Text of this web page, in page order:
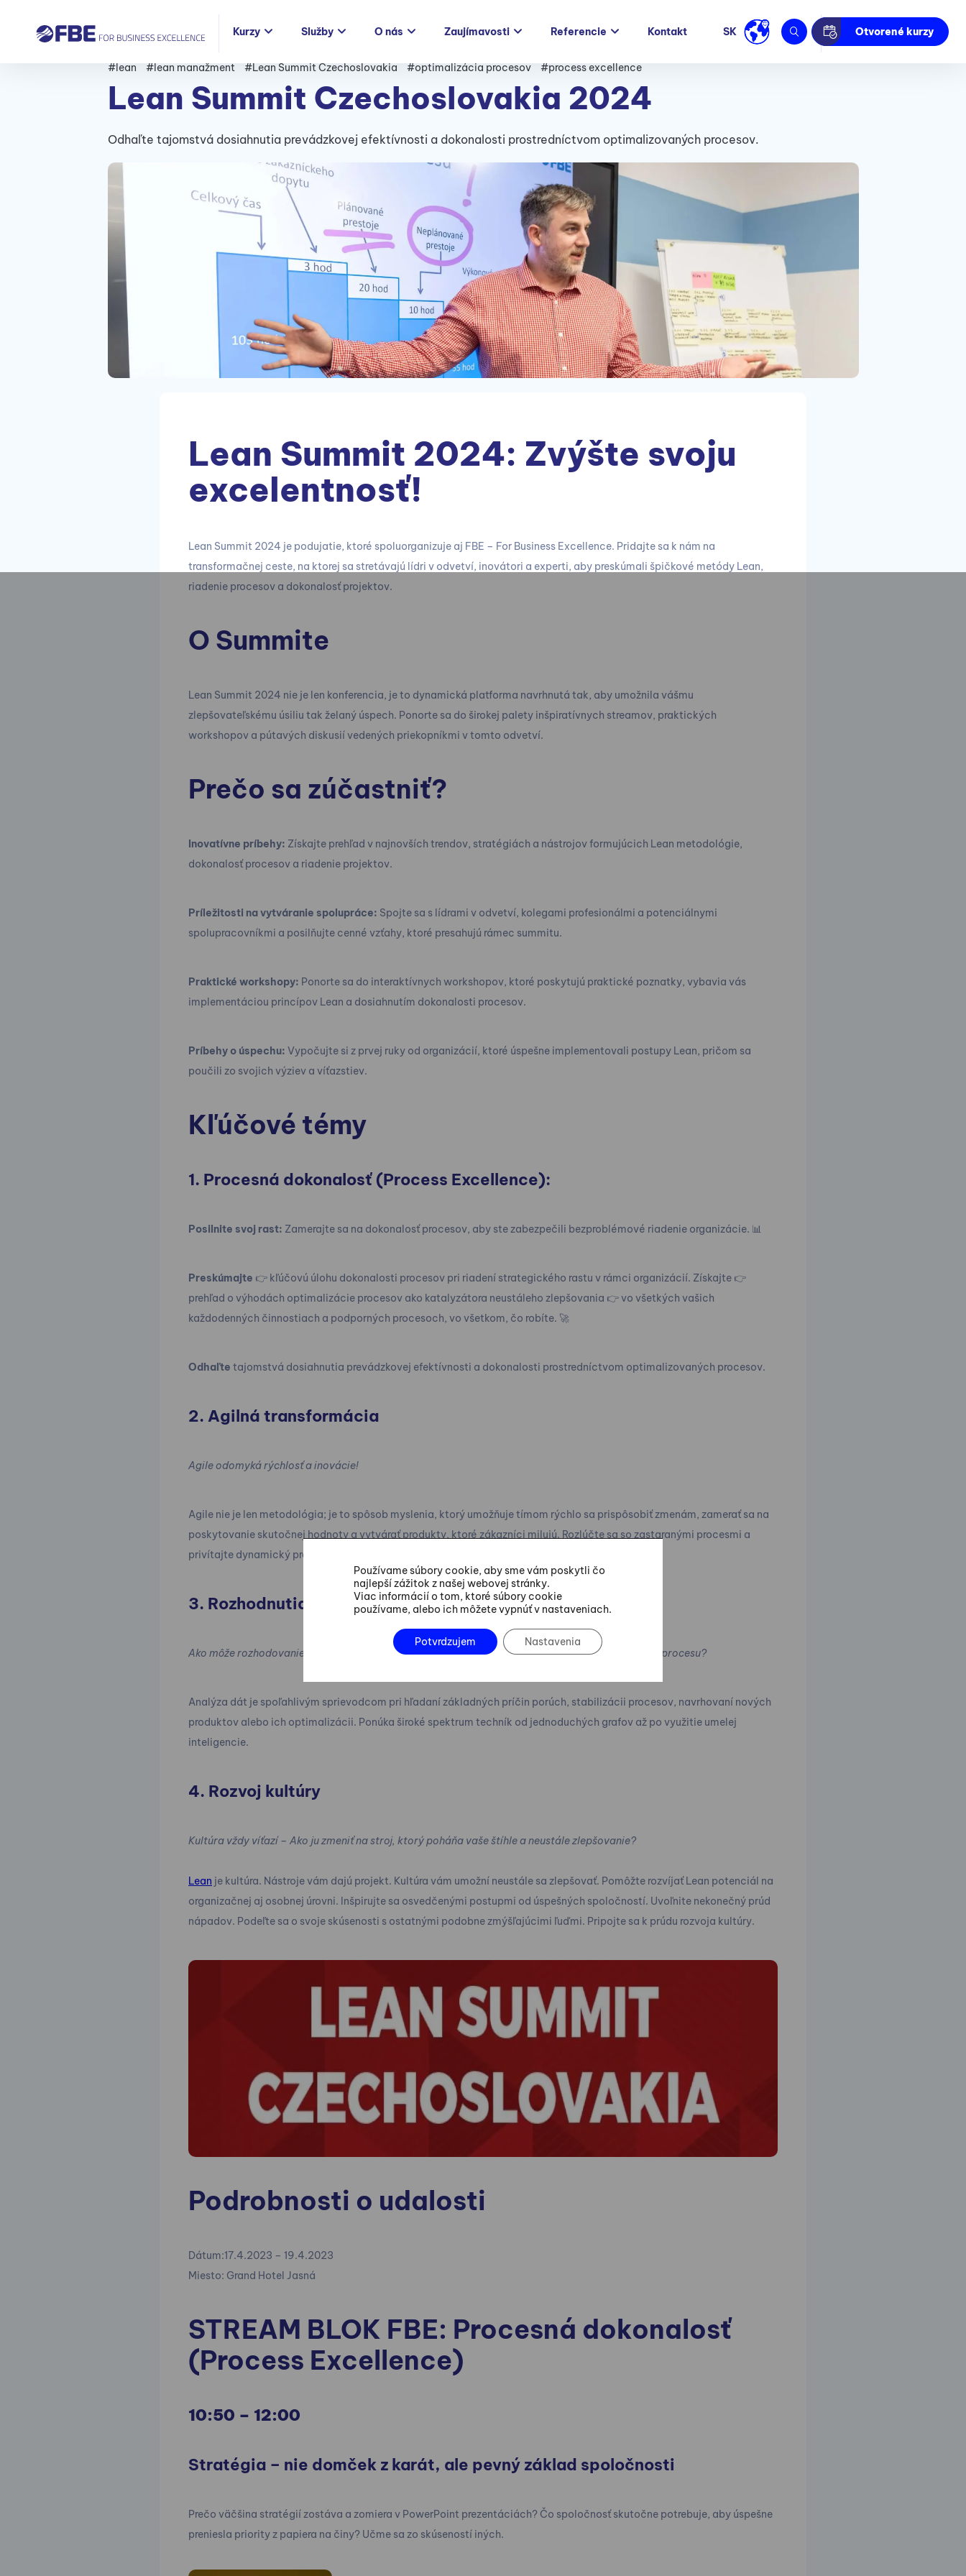
Kurzy Služby O nás Zaujímavosti Referencie Kontakt SK Otvorené kurzy
#lean #lean manažment #Lean Summit Czechoslovakia #optimalizácia procesov #process excellence
Lean Summit Czechoslovakia 2024
Odhaľte tajomstvá dosiahnutia prevádzkovej efektívnosti a dokonalosti prostredníctvom optimalizovaných procesov.
Lean Summit 2024: Zvýšte svoju
excelentnosť!
Lean Summit 2024 je podujatie, ktoré spoluorganizuje aj FBE – For Business Excellence. Pridajte sa k nám na
transformačnej ceste, na ktorej sa stretávajú lídri v odvetví, inovátori a experti, aby preskúmali špičkové metódy Lean,
riadenie procesov a dokonalosť projektov.
O Summite
Lean Summit 2024 nie je len konferencia, je to dynamická platforma navrhnutá tak, aby umožnila vášmu
zlepšovateľskému úsiliu tak želaný úspech. Ponorte sa do širokej palety inšpiratívnych streamov, praktických
workshopov a pútavých diskusií vedených priekopníkmi v tomto odvetví.
Prečo sa zúčastniť?
Inovatívne príbehy: Získajte prehľad v najnovších trendov, stratégiách a nástrojov formujúcich Lean metodológie,
dokonalosť procesov a riadenie projektov.
Príležitosti na vytváranie spolupráce: Spojte sa s lídrami v odvetví, kolegami profesionálmi a potenciálnymi
spolupracovníkmi a posilňujte cenné vzťahy, ktoré presahujú rámec summitu.
Praktické workshopy: Ponorte sa do interaktívnych workshopov, ktoré poskytujú praktické poznatky, vybavia vás
implementáciou princípov Lean a dosiahnutím dokonalosti procesov.
Príbehy o úspechu: Vypočujte si z prvej ruky od organizácií, ktoré úspešne implementovali postupy Lean, pričom sa
poučili zo svojich výziev a víťazstiev.
Kľúčové témy
1. Procesná dokonalosť (Process Excellence):
Posilnite svoj rast: Zamerajte sa na dokonalosť procesov, aby ste zabezpečili bezproblémové riadenie organizácie. 📊
Preskúmajte 👉 kľúčovú úlohu dokonalosti procesov pri riadení strategického rastu v rámci organizácií. Získajte 👉
prehľad o výhodách optimalizácie procesov ako katalyzátora neustáleho zlepšovania 👉 vo všetkých vašich
každodenných činnostiach a podporných procesoch, vo všetkom, čo robíte. 🚀
Odhaľte tajomstvá dosiahnutia prevádzkovej efektívnosti a dokonalosti prostredníctvom optimalizovaných procesov.
2. Agilná transformácia
Agile odomyká rýchlosť a inovácie!
Agile nie je len metodológia; je to spôsob myslenia, ktorý umožňuje tímom rýchlo sa prispôsobiť zmenám, zamerať sa na
poskytovanie skutočnej hodnoty a vytvárať produkty, ktoré zákazníci milujú. Rozlúčte sa so zastaranými procesmi a
privítajte dynamický pracovný tok, vďaka ktorému je každý šprint výhrou.
3. Rozhodnutia založené na dátach
Ako môže rozhodovanie založené na dátach priniesť transparentnosť a istotu do rozhodovacieho procesu?
Analýza dát je spoľahlivým sprievodcom pri hľadaní základných príčin porúch, stabilizácii procesov, navrhovaní nových
produktov alebo ich optimalizácii. Ponúka široké spektrum techník od jednoduchých grafov až po využitie umelej
inteligencie.
4. Rozvoj kultúry
Kultúra vždy víťazí – Ako ju zmeniť na stroj, ktorý poháňa vaše štíhle a neustále zlepšovanie?
Lean je kultúra. Nástroje vám dajú projekt. Kultúra vám umožní neustále sa zlepšovať. Pomôžte rozvíjať Lean potenciál na
organizačnej aj osobnej úrovni. Inšpirujte sa osvedčenými postupmi od úspešných spoločností. Uvoľnite nekonečný prúd
nápadov. Podeľte sa o svoje skúsenosti s ostatnými podobne zmýšľajúcimi ľuďmi. Pripojte sa k prúdu rozvoja kultúry.
Podrobnosti o udalosti
Dátum:17.4.2023 – 19.4.2023
Miesto: Grand Hotel Jasná
STREAM BLOK FBE: Procesná dokonalosť
(Process Excellence)
10:50 – 12:00
Stratégia – nie domček z karát, ale pevný základ spoločnosti
Prečo väčšina stratégií zostáva a zomiera v PowerPoint prezentáciách? Čo spoločnosť skutočne potrebuje, aby úspešne
preniesla priority z papiera na činy? Učme sa zo skúseností iných.
Používame súbory cookie, aby sme vám poskytli čo
najlepší zážitok z našej webovej stránky.
Viac informácií o tom, ktoré súbory cookie
používame, alebo ich môžete vypnúť v nastaveniach.
Potvrdzujem Nastavenia